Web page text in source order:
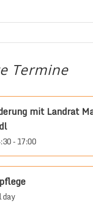
Termine
mit Landrat
- 17:00